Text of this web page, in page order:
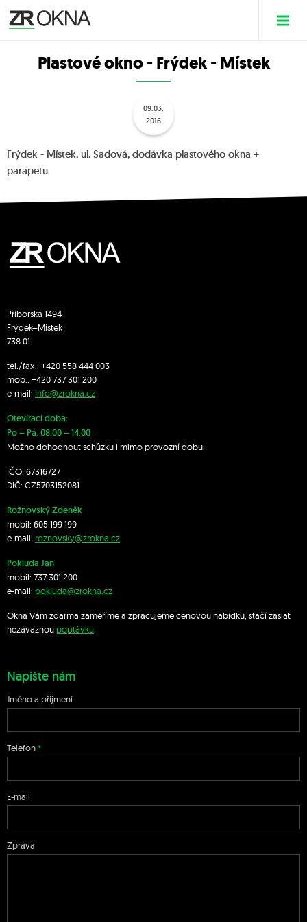
Plastové okno - Frýdek - Místek
09.03.
2016
Frýdek - Místek, ul. Sadová, dodávka plastového okna +
parapetu
Příborská 1494
Frýdek–Místek
738 01
tel./fax.: +420 558 444 003
mob.: +420 737 301 200
e-mail: info@zrokna.cz
Otevírací doba:
Po – Pá: 08:00 – 14:00
Možno dohodnout schůzku i mimo provozní dobu.
IČO: 67316727
DIČ: CZ5703152081
Rožnovský Zdeněk
mobil: 605 199 199
e-mail: roznovsky@zrokna.cz
Pokluda Jan
mobil: 737 301 200
e-mail: pokluda@zrokna.cz
Okna Vám zdarma zaměříme a zpracujeme cenovou nabídku, stačí zaslat
nezávaznoupoptávku
Napište nám
Jméno a příjmení
Telefon
E-mail
Zpráva